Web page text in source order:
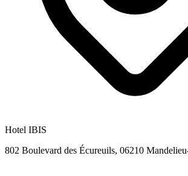
Hotel IBIS
802 Boulevard des Écureuils, 06210